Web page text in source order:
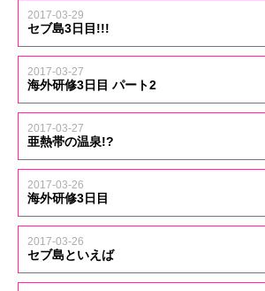
2017-03-29
セブ島3日目!!!
2017-03-27
海外研修3日目 パート2
2017-03-27
亜熱帯の温泉!?
2017-03-26
海外研修3日目
2017-03-26
セブ島といえば